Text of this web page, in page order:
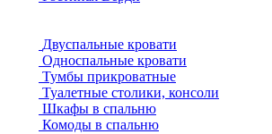
Двуспальные кровати
Односпальные кровати
Тумбы прикроватные
Туалетные столики, консоли
Шкафы в спальню
Комоды в спальню